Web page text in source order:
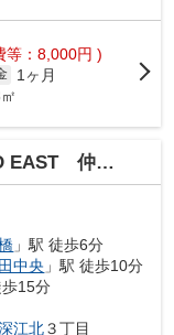
等：8,000円 )
1ヶ月
介手数料無料
」駅 徒歩6分
中央 」駅 徒歩10分
歩15分
江北３丁目